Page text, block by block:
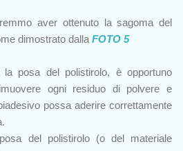
aver ottenuto la sagoma del
dimostrato dalla FOTO 5
posa del polistirolo, è opportuno
ogni residuo di polvere e
possa aderire correttamente
del polistirolo (o del materiale